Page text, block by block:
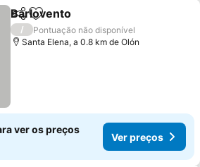
PartilharAdicionar aos favoritos
Barlovento
/
Pontuação não disponível
Santa Elena, a 0.8 km de Olón
ver os preços
Ver preços